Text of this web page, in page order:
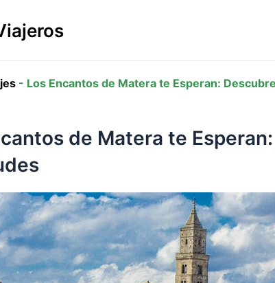
- Los Encantos de Matera te Esperan:
de Matera te